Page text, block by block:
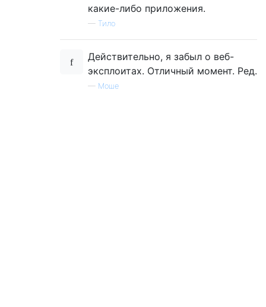
какие-либо приложения.
— Тило
Действительно, я забыл о веб-
эксплоитах. Отличный момент. Ред.
— Моше